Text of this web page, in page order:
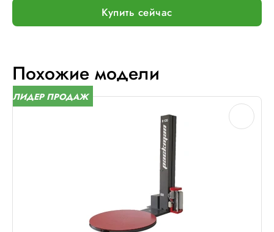
Купить сейчас
Похожие модели
ЛИДЕР ПРОДАЖ